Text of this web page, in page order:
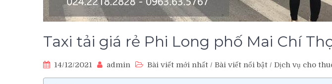
Taxi tải giá rẻ Phi Long phố Mai Chí
14/12/2021 admin Bài viết mới nhất / Bài viết nổi bật / Dịch vụ cho